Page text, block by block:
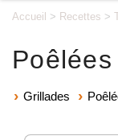
Accueil > Recettes >
Grillades